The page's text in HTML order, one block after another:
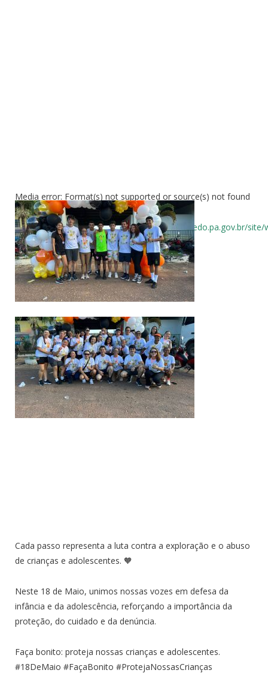
Media error: Format(s) not supported or source(s) not found
Fazer download do arquivo: https://abelfigueiredo.pa.gov.br/
00:00
Cada passo representa a luta contra a exploração e o abuso
de crianças e adolescentes. 🧡
Neste 18 de Maio, unimos nossas vozes em defesa da
infância e da adolescência, reforçando a importância da
proteção, do cuidado e da denúncia.
Faça bonito: proteja nossas crianças e adolescentes.
#18DeMaio #FaçaBonito #ProtejaNossasCrianças